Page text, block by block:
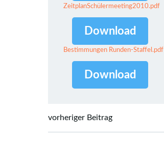
ZeitplanSchülermeeting2010.pdf
Download
Bestimmungen Runden-Staffel.pdf
Download
Post
vorheriger Beitrag